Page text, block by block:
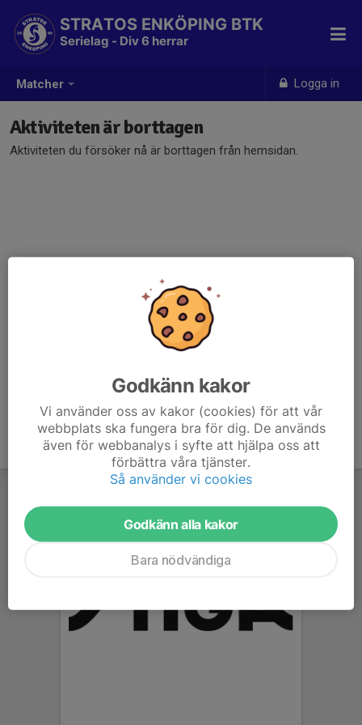
Matcher Logga in
STRATOS ENKÖPING BTK
Serielag - Div 6 herrar
Aktiviteten är borttagen
Aktiviteten du försöker nå är borttagen från hemsidan.
Godkänn kakor
Vi använder oss av kakor (cookies) för att vår
webbplats ska fungera bra för dig. De används
även för webbanalys i syfte att hjälpa oss att
förbättra våra tjänster.
Så använder vi cookies
Godkänn alla kakor
Bara nödvändiga